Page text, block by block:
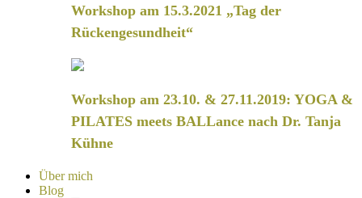
Workshop am 15.3.2021 „Tag der
Rückengesundheit“
Workshop am 23.10. & 27.11.2019: YOGA &
PILATES meets BALLance nach Dr. Tanja
Kühne
Über mich
Blog